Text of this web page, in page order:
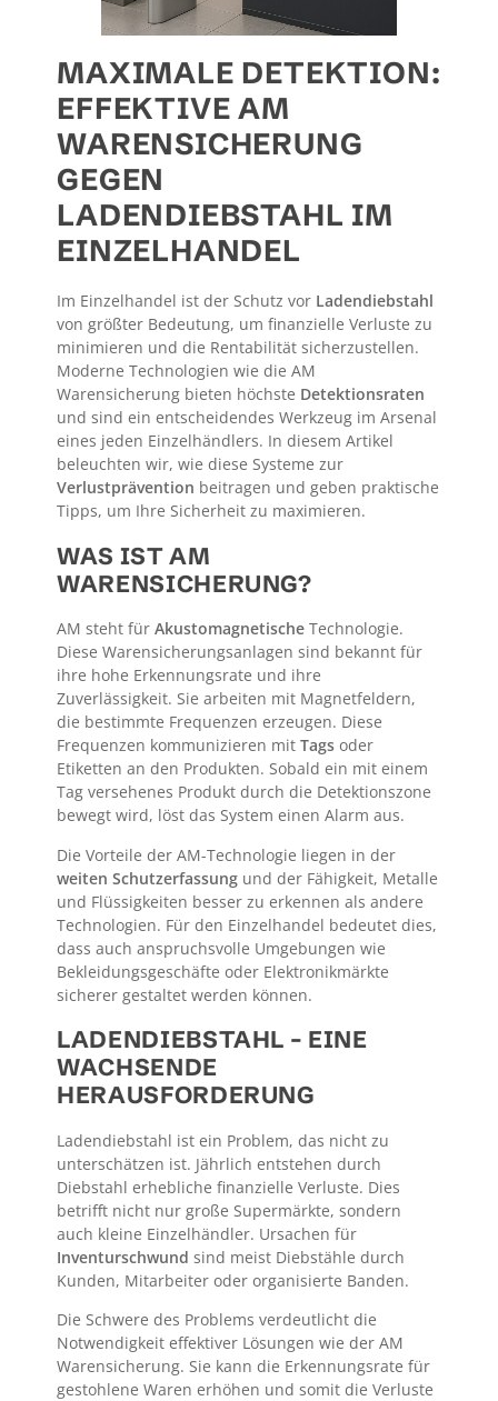
MAXIMALE DETEKTION:
EFFEKTIVE AM
WARENSICHERUNG
GEGEN
LADENDIEBSTAHL IM
EINZELHANDEL
Im Einzelhandel ist der Schutz vor Ladendiebstahl
von größter Bedeutung, um finanzielle Verluste zu
minimieren und die Rentabilität sicherzustellen.
Moderne Technologien wie die AM
Warensicherung bieten höchste Detektionsraten
und sind ein entscheidendes Werkzeug im Arsenal
eines jeden Einzelhändlers. In diesem Artikel
beleuchten wir, wie diese Systeme zur
Verlustprävention beitragen und geben praktische
Tipps, um Ihre Sicherheit zu maximieren.
WAS IST AM
WARENSICHERUNG?
AM steht fürAkustomagnetische Technologie.
Diese Warensicherungsanlagen sind bekannt für
ihre hohe Erkennungsrate und ihre
Zuverlässigkeit. Sie arbeiten mit Magnetfeldern,
die bestimmte Frequenzen erzeugen. Diese
Frequenzen kommunizieren mitTags oder
Etiketten an den Produkten. Sobald ein mit einem
Tag versehenes Produkt durch die Detektionszone
bewegt wird, löst das System einen Alarm aus.
Die Vorteile der AM-Technologie liegen in der
weiten Schutzerfassung und der Fähigkeit, Metalle
und Flüssigkeiten besser zu erkennen als andere
Technologien. Für den Einzelhandel bedeutet dies,
dass auch anspruchsvolle Umgebungen wie
Bekleidungsgeschäfte oder Elektronikmärkte
sicherer gestaltet werden können.
LADENDIEBSTAHL – EINE
WACHSENDE
HERAUSFORDERUNG
Ladendiebstahl ist ein Problem, das nicht zu
unterschätzen ist. Jährlich entstehen durch
Diebstahl erhebliche finanzielle Verluste. Dies
betrifft nicht nur große Supermärkte, sondern
auch kleine Einzelhändler. Ursachen für
Inventurschwund sind meist Diebstähle durch
Kunden, Mitarbeiter oder organisierte Banden.
Die Schwere des Problems verdeutlicht die
Notwendigkeit effektiver Lösungen wie der AM
Warensicherung. Sie kann die Erkennungsrate für
gestohlene Waren erhöhen und somit die Verluste